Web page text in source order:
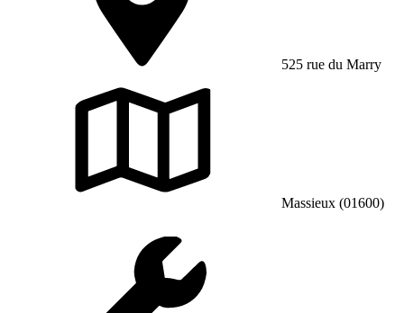
525 rue du Marry
Massieux (01600)